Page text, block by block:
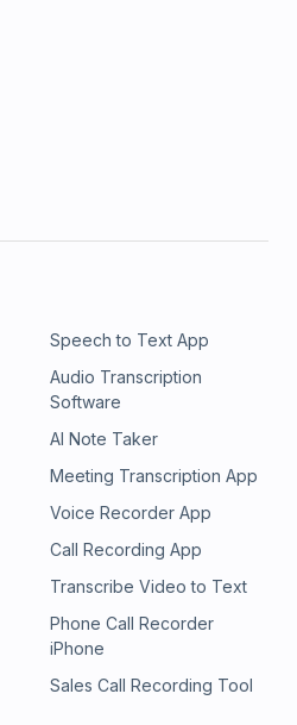
Speech to Text App
Audio Transcription
Software
AI Note Taker
Meeting Transcription App
Voice Recorder App
Call Recording App
Transcribe Video to Text
Phone Call Recorder
iPhone
Sales Call Recording Tool